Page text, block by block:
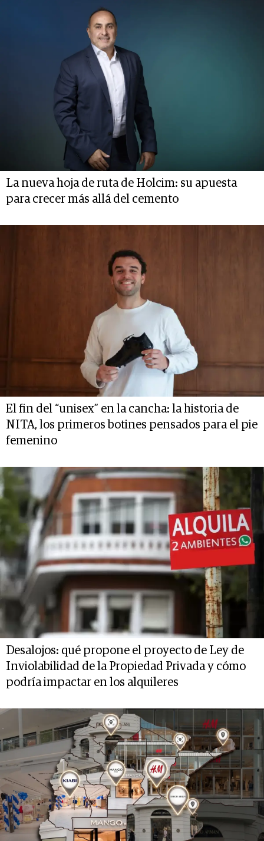
La nueva hoja de ruta de Holcim: su apuesta
para crecer más allá del cemento
El fin del “unisex” en la cancha: la historia de
NITA, los primeros botines pensados para el pie
femenino
Desalojos: qué propone el proyecto de Ley de
Inviolabilidad de la Propiedad Privada y cómo
podría impactar en los alquileres